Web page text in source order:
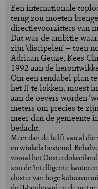
Een internationale
terug zou moeten
directievoorzitters van
Dat was de ambitie
zijn ‘discipelen’ – toen
Adriaan Geuze, Kees
1992 aan de
Om een rendabel plan
het IJ te lokken, moest
aan de oevers worden
meters om precies te
meer dan de gemeente
bedacht.
Meer dan de helft van al
en winkels bestemd.
vooral het
zou de ‘intelligente
cluster van hoge